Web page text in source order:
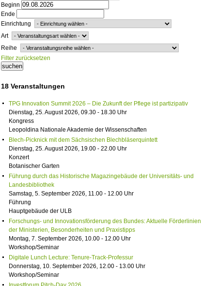
Beginn
Ende
Einrichtung
Art
Reihe
Filter zurücksetzen
18 Veranstaltungen
TPG Innovation Summit 2026 – Die Zukunft der Pflege ist partizipativ
Dienstag, 25. August 2026, 09.30 - 18.30 Uhr
Kongress
Leopoldina Nationale Akademie der Wissenschaften
Blech-Picknick mit dem Sächsischen Blechbläserquintett
Dienstag, 25. August 2026, 19.00 - 22.00 Uhr
Konzert
Botanischer Garten
Führung durch das Historische Magazingebäude der Universitäts- und
Landesbibliothek
Samstag, 5. September 2026, 11.00 - 12.00 Uhr
Führung
Hauptgebäude der ULB
Forschungs- und Innovationsförderung des Bundes: Aktuelle Förderlinien
der Ministerien, Besonderheiten und Praxistipps
Montag, 7. September 2026, 10.00 - 12.00 Uhr
Workshop/Seminar
Digitale Lunch Lecture: Tenure-Track-Professur
Donnerstag, 10. September 2026, 12.00 - 13.00 Uhr
Workshop/Seminar